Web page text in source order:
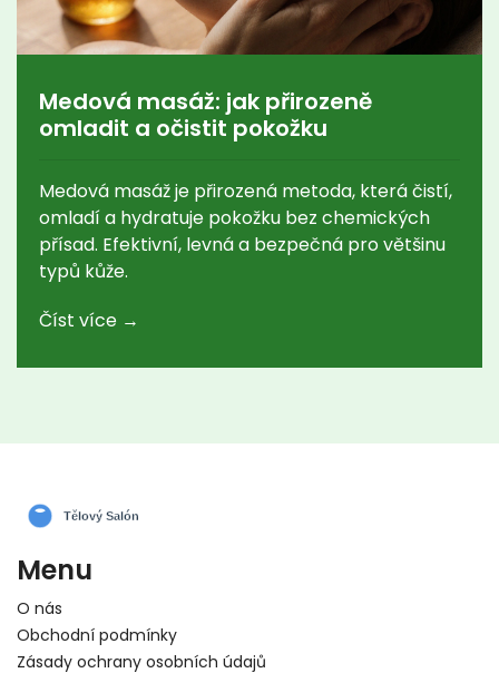
Medová masáž: jak přirozeně
omladit a očistit pokožku
Medová masáž je přirozená metoda, která čistí,
omladí a hydratuje pokožku bez chemických
přísad. Efektivní, levná a bezpečná pro většinu
typů kůže.
Číst více →
Menu
O nás
Obchodní podmínky
Zásady ochrany osobních údajů